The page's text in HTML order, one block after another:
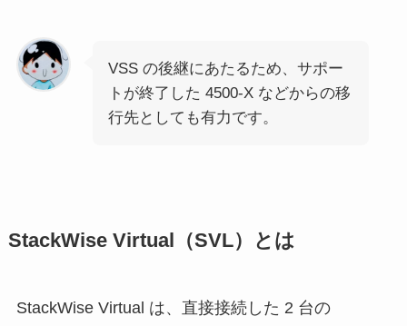
VSS の後継にあたるため、サポー
トが終了した 4500-X などからの移
行先としても有力です。
StackWise Virtual（SVL）とは
StackWise Virtual は、直接接続した 2 台の